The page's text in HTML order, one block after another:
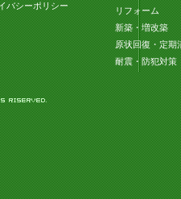
バシーポリシー
リフォーム
新築・増改築
原状回復・定期
耐震・防犯対策